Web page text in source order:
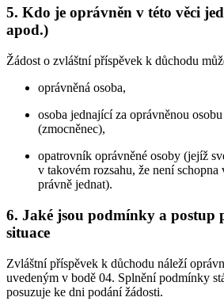
5. Kdo je oprávněn v této věci
apod.)
Žádost o zvláštní příspěvek k důchodu
oprávněná osoba,
osoba jednající za oprávněnou
(zmocněnec),
opatrovník oprávněné osoby (jejíž
v takovém rozsahu, že není schopna
právně jednat).
6. Jaké jsou podmínky a postup
situace
Zvláštní příspěvek k důchodu náleží
uvedeným v bodě 04. Splnění podmínky
posuzuje ke dni podání žádosti.